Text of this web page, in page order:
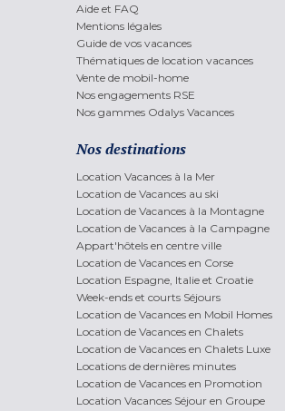
Aide et FAQ
Mentions légales
Guide de vos vacances
Thématiques de location vacances
Vente de mobil-home
Nos engagements RSE
Nos gammes Odalys Vacances
Nos destinations
Location Vacances à la Mer
Location de Vacances au ski
Location de Vacances à la Montagne
Location de Vacances à la Campagne
Appart'hôtels en centre ville
Location de Vacances en Corse
Location Espagne, Italie et Croatie
Week-ends et courts Séjours
Location de Vacances en Mobil Homes
Location de Vacances en Chalets
Location de Vacances en Chalets Luxe
Locations de dernières minutes
Location de Vacances en Promotion
Location Vacances Séjour en Groupe